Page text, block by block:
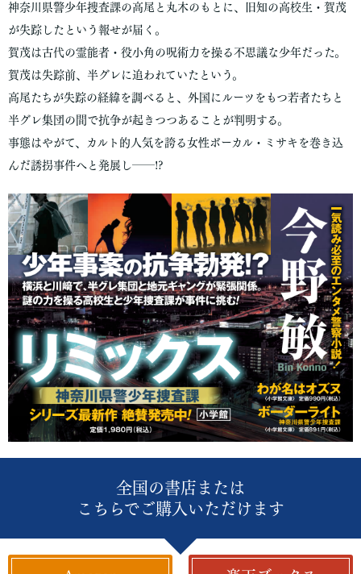
神奈川県警少年捜査課の高尾と丸木のもとに、旧知の高校生・賀茂
が失踪したという報せが届く。
賀茂は古代の霊能者・役小角の呪術力を操る不思議な少年だった。
賀茂は失踪前、半グレに追われていたという。
高尾たちが失踪の経緯を調べると、外国にルーツをもつ若者たちと
半グレ集団の間で抗争が起きつつあることが判明する。
事態はやがて、カルト的人気を誇る女性ボーカル・ミサキを巻き込
んだ誘拐事件へと発展し――!?
全国の書店または
こちらでご購入いただけます